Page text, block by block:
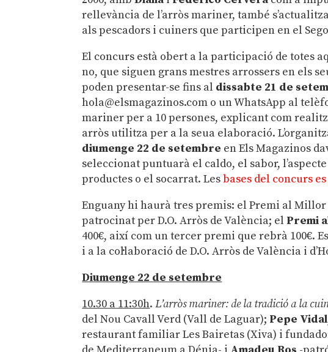
rellevància de l’arròs mariner, també
als pescadors i cuiners que participen en el
El concurs està obert a la participació de totes
no, que siguen grans mestres arrossers en els
poden presentar-se fins al dissabte 21 de
hola@elsmagazinos.com o un WhatsApp al
mariner per a 10 persones, explicant com
arròs utilitza per a la seua elaboració.
diumenge 22 de setembre en Els Magazinos
seleccionat puntuarà el caldo, el sabor,
productes o el socarrat. Lesbases del concurs
Enguany hi haurà tres premis: el Premi al
patrocinat per D.O. Arròs de València; el Premi
400€, així com un tercer premi que rebrà 100€.
i a la col·laboració de D.O. Arròs de València i
Diumenge 22 de setembre
10.30 a 11:30h.L’arròs mariner: de la tradició a la
del Nou Cavall Verd (Vall de Laguar); Pepe Vidal
restaurant familiar Les Bairetas (Xiva) i